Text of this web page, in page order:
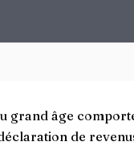
grand âge
de